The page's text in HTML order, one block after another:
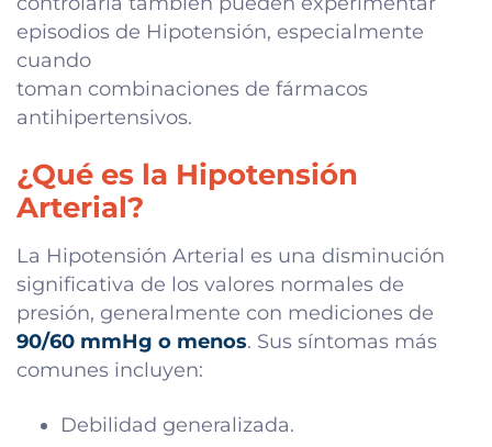
episodios de Hipotensión, especialmente
cuando
toman combinaciones de fármacos
antihipertensivos.
¿Qué es la Hipotensión
Arterial?
La Hipotensión Arterial es una disminución
significativa de los valores normales de
presión, generalmente con mediciones de
90/60 mmHg o menos. Sus síntomas más
comunes incluyen:
Debilidad generalizada.